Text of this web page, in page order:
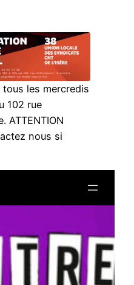
les mercredis
102 rue
ATTENTION
nous si